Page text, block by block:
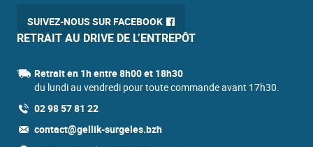
SUIVEZ-NOUS SUR FACEBOOK
RETRAIT AU DRIVE DE L’ENTREPÔT
Retrait en 1h entre 8h00 et 18h30
du lundi au vendredi pour toute commande avant 17h30.
02 98 57 81 22
contact@gellik-surgeles.bzh